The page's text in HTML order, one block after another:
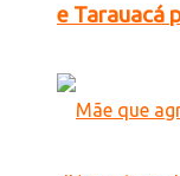
e Tarauacá